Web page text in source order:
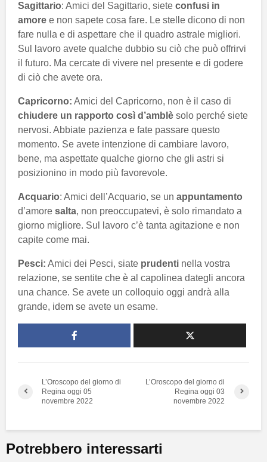
Sagittario: Amici del Sagittario, siete confusi in
amore e non sapete cosa fare. Le stelle dicono di non
fare nulla e di aspettare che il quadro astrale migliori.
Sul lavoro avete qualche dubbio su ciò che può offrirvi
il futuro. Ma cercate di vivere nel presente e di godere
di ciò che avete ora.
Capricorno: Amici del Capricorno, non è il caso di
chiudere un rapporto così d’amblè solo perché siete
nervosi. Abbiate pazienza e fate passare questo
momento. Se avete intenzione di cambiare lavoro,
bene, ma aspettate qualche giorno che gli astri si
posizionino in modo più favorevole.
Acquario: Amici dell’Acquario, se un appuntamento
d’amore salta, non preoccupatevi, è solo rimandato a
giorno migliore. Sul lavoro c’è tanta agitazione e non
capite come mai.
Pesci: Amici dei Pesci, siate prudenti nella vostra
relazione, se sentite che è al capolinea dategli ancora
una chance. Se avete un colloquio oggi andrà alla
grande, idem se avete un esame.
L’Oroscopo del giorno di
Regina oggi 05
novembre 2022
L’Oroscopo del giorno di
Regina oggi 03
novembre 2022
Potrebbero interessarti